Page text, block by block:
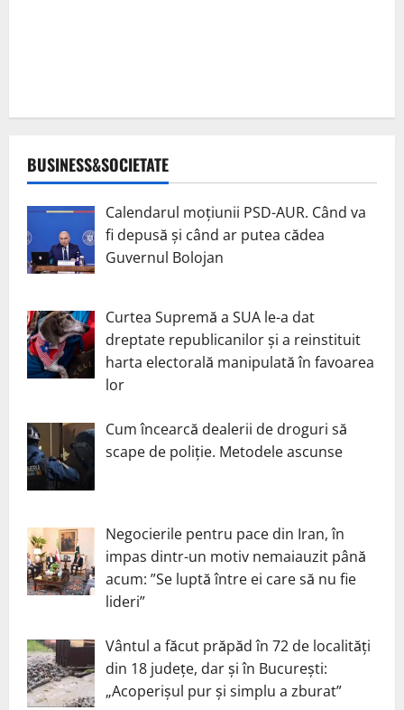
BUSINESS&SOCIETATE
Calendarul moțiunii PSD-AUR. Când va
fi depusă și când ar putea cădea
Guvernul Bolojan
Curtea Supremă a SUA le-a dat
dreptate republicanilor și a reinstituit
harta electorală manipulată în favoarea
lor
Cum încearcă dealerii de droguri să
scape de poliție. Metodele ascunse
Negocierile pentru pace din Iran, în
impas dintr-un motiv nemaiauzit până
acum: ”Se luptă între ei care să nu fie
lideri”
Vântul a făcut prăpăd în 72 de localități
din 18 județe, dar și în București:
„Acoperișul pur și simplu a zburat”